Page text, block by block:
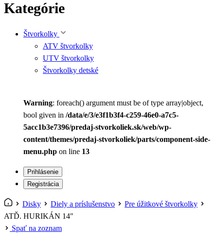
Kategórie
Štvorkolky
ATV štvorkolky
UTV štvorkolky
Štvorkolky detské
Warning: foreach() argument must be of type array|object,
bool given in /data/e/3/e3f1b3f4-c259-46e0-a7c5-
5acc1b3e7396/predaj-stvorkoliek.sk/web/wp-
content/themes/predaj-stvorkoliek/parts/component-side-
menu.php on line 13
Prihlásenie
Registrácia
Disky Diely a príslušenstvo
Pre úžitkové štvorkolky
ATĎ. HURIKÁN 14″
Spať na zoznam